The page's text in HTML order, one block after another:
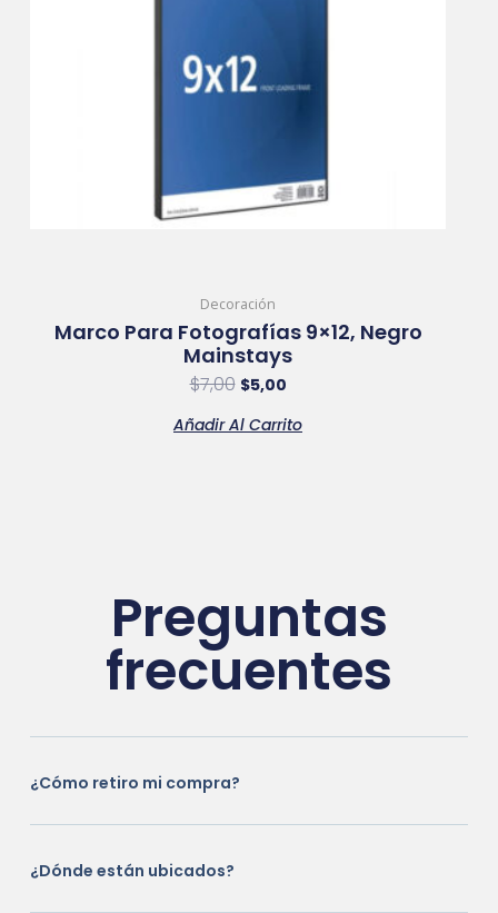
Decoración
Marco Para Fotografías 9×12, Negro
Mainstays
$7,00 $5,00
Añadir Al Carrito
Preguntas
frecuentes
¿Cómo retiro mi compra?
¿Dónde están ubicados?